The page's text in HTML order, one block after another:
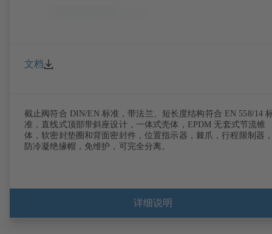
文档
截止阀符合 DIN/EN 标准，带法兰、短长度结构符合 EN 558/14
准，直线式顶部带斜座设计，一体式壳体，EPDM 无套式节流锥
体，软密封垫圈和背面密封件，位置指示器，棘爪，行程限制器
防冷凝绝缘帽，免维护，可完全分离。
详细说明